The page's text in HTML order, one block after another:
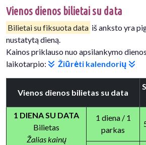
Vienos dienos bilietai su data
Bilietai su fiksuota data iš anksto yra
nustatytą dieną.
Kainos priklauso nuo apsilankymo
laikotarpio:
Žiūrėti kalendorių
Vienos dienos bilietas su data
1 DIENA SU DATA
Bilietas
Žalias kainų
1 diena / 1
parkas